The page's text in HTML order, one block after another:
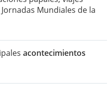
Mundiales de la
acontecimientos